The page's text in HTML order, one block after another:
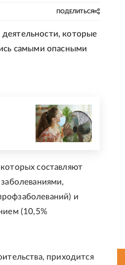
ПОДЕЛИТЬСЯ
которые
самыми опасными
составляют
и
(10,5%
приходится